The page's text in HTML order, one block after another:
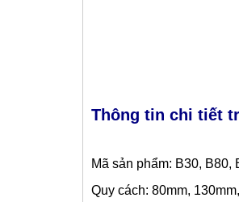
Thông tin chi tiết
Mã sản phẩm: B30, B80,
Quy cách: 80mm,